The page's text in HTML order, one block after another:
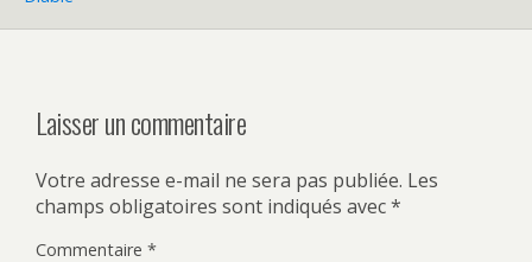
Laisser un commentaire
Votre adresse e-mail ne sera pas publiée. Les
champs obligatoires sont indiqués avec*
Commentaire *